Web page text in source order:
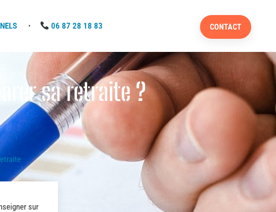
06 87 28 18 83 CONTACT
sa retraite ?
sur